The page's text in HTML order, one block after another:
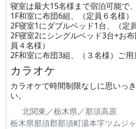
寝室は最大15名様まで宿泊可能で、
1F和室に布団6組、（定員６名様）
2F寝室1にダブルベッド1台、（定
2F寝室2にシングルベッド3台+お
員４名様）
2F和室に布団3組、（３名様）ご用
カラオケ
カラオケで時間制限なしに思いっ
い。
北関東／栃木県／那須高原
栃木県那須郡那須町湯本字ツムジ